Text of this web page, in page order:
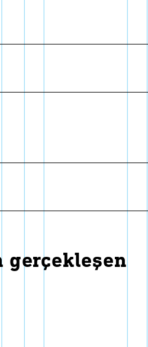
gerçekleşen